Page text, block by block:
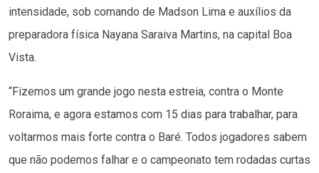
intensidade, sob comando de Madson Lima e auxílios da
preparadora física Nayana Saraiva Martins, na capital Boa
Vista.
“Fizemos um grande jogo nesta estreia, contra o Monte
Roraima, e agora estamos com 15 dias para trabalhar, para
voltarmos mais forte contra o Baré. Todos jogadores sabem
que não podemos falhar e o campeonato tem rodadas curtas